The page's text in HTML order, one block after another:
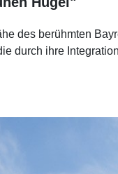
des berühmten
durch ihre